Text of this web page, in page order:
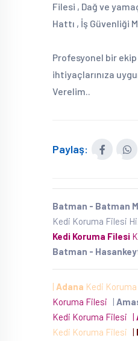
Filesi , Dağ ve
Hattı , İş Güvenliği
Profesyonel bir
ihtiyaçlarınıza
Verelim..
Paylaş:
Batman - Batman
Kedi Koruma Filesi
Kedi Koruma Filesi
Batman -
| Adana Kedi
Koruma Filesi
|
Kedi Koruma Filesi |
Kedi Koruma Filesi |